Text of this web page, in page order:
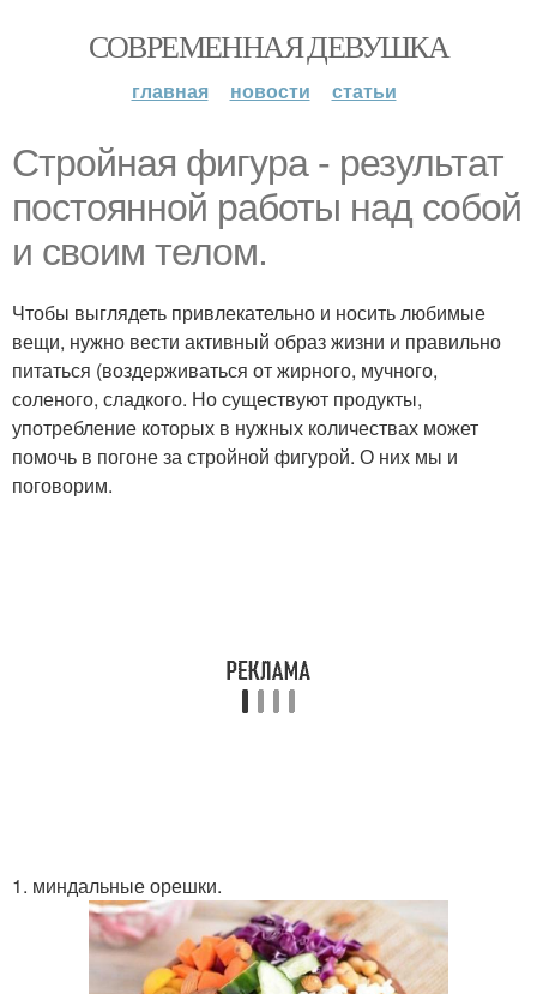
СОВРЕМЕННАЯ ДЕВУШКА
главная новости статьи
Стройная фигура - результат
постоянной работы над собой
и своим телом.
Чтобы выглядеть привлекательно и носить любимые
вещи, нужно вести активный образ жизни и правильно
питаться (воздерживаться от жирного, мучного,
соленого, сладкого. Но существуют продукты,
употребление которых в нужных количествах может
помочь в погоне за стройной фигурой. О них мы и
поговорим.
1. миндальные орешки.